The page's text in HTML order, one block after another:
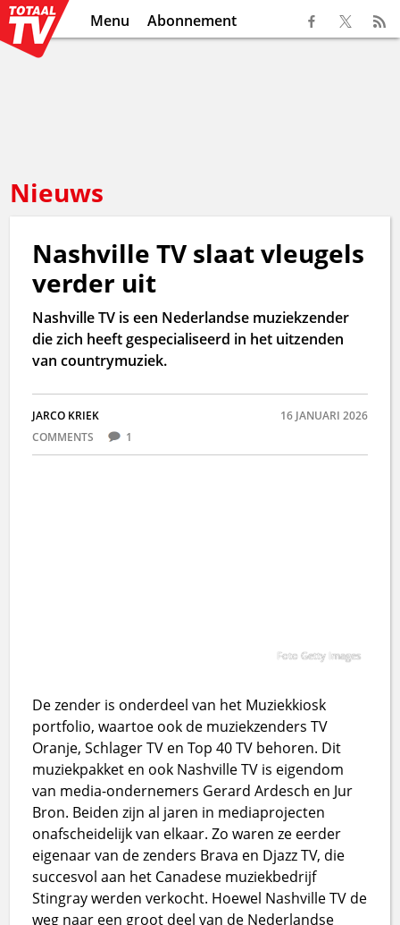
Menu Abonnement
Nieuws
Nashville TV slaat vleugels
verder uit
Nashville TV is een Nederlandse muziekzender
die zich heeft gespecialiseerd in het uitzenden
van countrymuziek.
JARCO KRIEK
16 JANUARI 2026
COMMENTS
1
Foto Getty Images
De zender is onderdeel van het Muziekkiosk
portfolio, waartoe ook de muziekzenders TV
Oranje, Schlager TV en Top 40 TV behoren. Dit
muziekpakket en ook Nashville TV is eigendom
van media-ondernemers Gerard Ardesch en Jur
Bron. Beiden zijn al jaren in mediaprojecten
onafscheidelijk van elkaar. Zo waren ze eerder
eigenaar van de zenders Brava en Djazz TV, die
succesvol aan het Canadese muziekbedrijf
Stingray werden verkocht. Hoewel Nashville TV de
weg naar een groot deel van de Nederlandse